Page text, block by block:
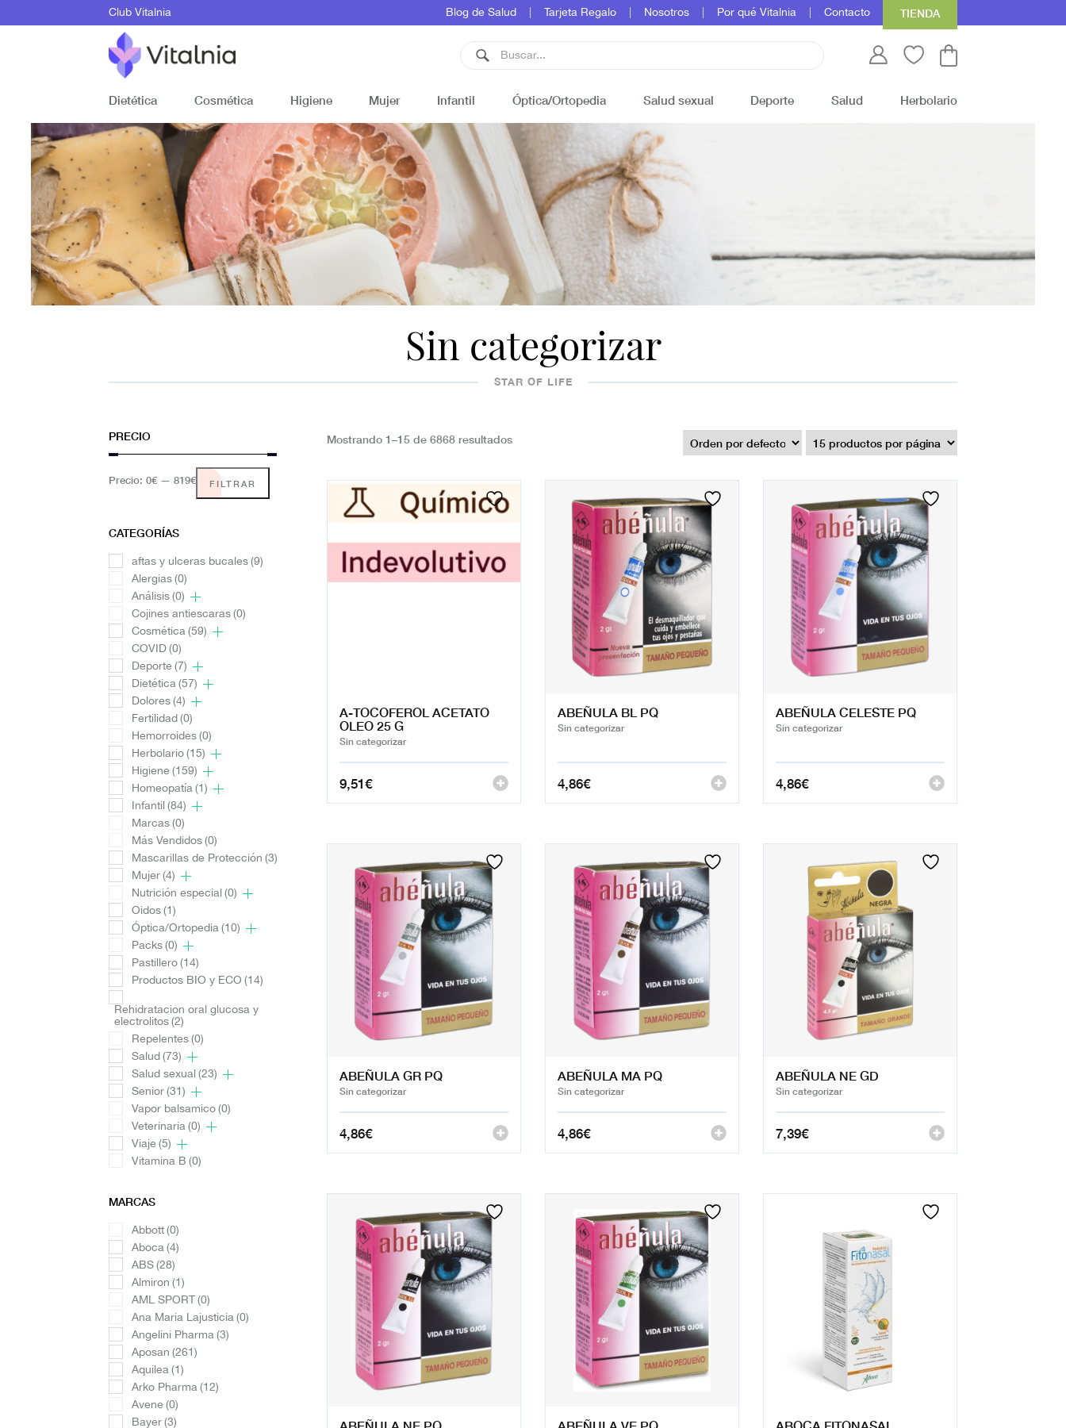
Club Vitalnia Blog de Salud Tarjeta Regalo Nosotros Por qué Vitalnia Contacto TIENDA
Dietética Cosmética Higiene Mujer Infantil Óptica/Ortopedia Salud sexual Deporte Salud Herbolario
Sin categorizar
STAR OF LIFE
PRECIO
FILTRAR
Precio: 0€ — 819€
CATEGORÍAS
aftas y ulceras bucales(9)
Alergias(0)
Análisis(0)
Cojines antiescaras(0)
Cosmética(59)
COVID(0)
Deporte(7)
Dietética(57)
Dolores(4)
Fertilidad(0)
Hemorroides(0)
Herbolario(15)
Higiene(159)
Homeopatía(1)
Infantil(84)
Marcas(0)
Más Vendidos(0)
Mascarillas de Protección(3)
Mujer(4)
Nutrición especial(0)
Oidos(1)
Óptica/Ortopedia(10)
Packs(0)
Pastillero(14)
Productos BIO y ECO(14)
Rehidratacion oral glucosa y
electrolitos(2)
Repelentes(0)
Salud(73)
Salud sexual(23)
Senior(31)
Vapor balsamico(0)
Veterinaria(0)
Viaje(5)
Vitamina B(0)
MARCAS
Abbott(0)
Aboca(4)
ABS(28)
Almiron(1)
AML SPORT(0)
Ana Maria Lajusticia(0)
Angelini Pharma(3)
Aposan(261)
Aquilea(1)
Arko Pharma(12)
Avene(0)
Bayer(3)
Mostrando 1–15 de 6868 resultados
A-TOCOFEROL ACETATO
OLEO 25 G
Sin categorizar
9,51€
ABEÑULA BL PQ
Sin categorizar
4,86€
ABEÑULA CELESTE PQ
Sin categorizar
4,86€
ABEÑULA GR PQ
Sin categorizar
4,86€
ABEÑULA MA PQ
Sin categorizar
4,86€
ABEÑULA NE GD
Sin categorizar
7,39€